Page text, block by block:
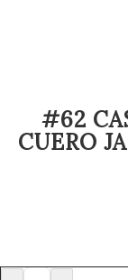
#62
CUERO